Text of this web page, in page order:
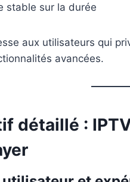
stable sur la durée
aux utilisateurs qui
avancées.
détaillé :